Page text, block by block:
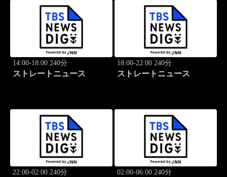
14:00-18:00 240分
ストレートニュース
18:00-22:00 240分
ストレートニュース
22:00-02:00 240分 02:00-06:00 240分